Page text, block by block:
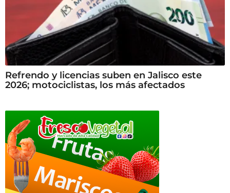
Refrendo y licencias suben en Jalisco este
2026; motociclistas, los más afectados